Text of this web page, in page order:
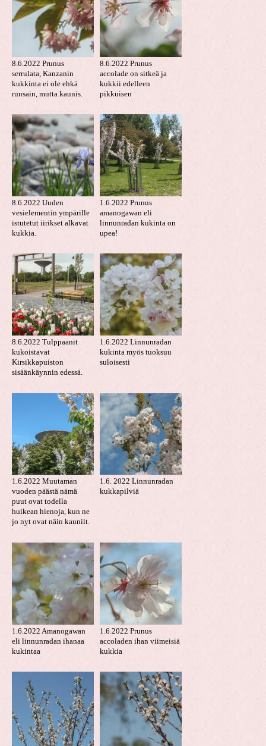
8.6.2022 Prunus
serrulata, Kanzanin
kukkinta ei ole ehkä
runsain, mutta kaunis.
8.6.2022 Prunus
accolade on sitkeä ja
kukkii edelleen
pikkuisen
8.6.2022 Uuden
vesielementin ympärille
istutetut iirikset alkavat
kukkia.
1.6.2022 Prunus
amanogawan eli
linnunradan kukinta on
upea!
8.6.2022 Tulppaanit
kukoistavat
Kirsikkapuiston
sisäänkäynnin edessä.
1.6.2022 Linnunradan
kukinta myös tuoksuu
suloisesti
1.6.2022 Muutaman
vuoden päästä nämä
puut ovat todella
huikean hienoja, kun ne
jo nyt ovat näin kauniit.
1.6. 2022 Linnunradan
kukkapilviä
1.6.2022 Amanogawan
eli linnunradan ihanaa
kukintaa
1.6.2022 Prunus
accoladen ihan viimeisiä
kukkia